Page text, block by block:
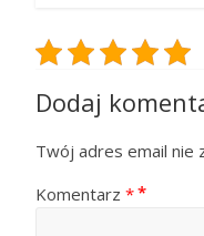
Dodaj
Twój adres email nie
Komentarz *